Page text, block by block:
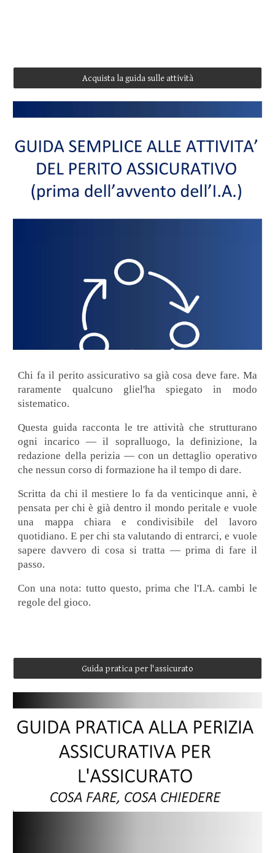
Acquista la guida sulle attività
Chi fa il perito assicurativo sa già cosa deve fare. Ma
raramente qualcuno gliel'ha spiegato in modo
sistematico.
Questa guida racconta le tre attività che strutturano
ogni incarico — il sopralluogo, la definizione, la
redazione della perizia — con un dettaglio operativo
che nessun corso di formazione ha il tempo di dare.
Scritta da chi il mestiere lo fa da venticinque anni, è
pensata per chi è già dentro il mondo peritale e vuole
una mappa chiara e condivisibile del lavoro
quotidiano. E per chi sta valutando di entrarci, e vuole
sapere davvero di cosa si tratta — prima di fare il
passo.
Con una nota: tutto questo, prima che l'I.A. cambi le
regole del gioco.
Guida pratica per l'assicurato